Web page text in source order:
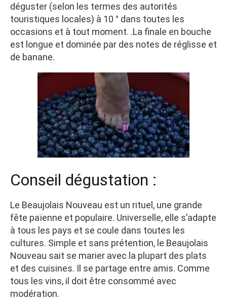
déguster (selon les termes des autorités
touristiques locales) à 10 ° dans toutes les
occasions et à tout moment. .La finale en bouche
est longue et dominée par des notes de réglisse et
de banane.
Conseil dégustation :
Le Beaujolais Nouveau est un rituel, une grande
fête païenne et populaire. Universelle, elle s’adapte
à tous les pays et se coule dans toutes les
cultures. Simple et sans prétention, le Beaujolais
Nouveau sait se marier avec la plupart des plats
et des cuisines. Il se partage entre amis. Comme
tous les vins, il doit être consommé avec
modération.